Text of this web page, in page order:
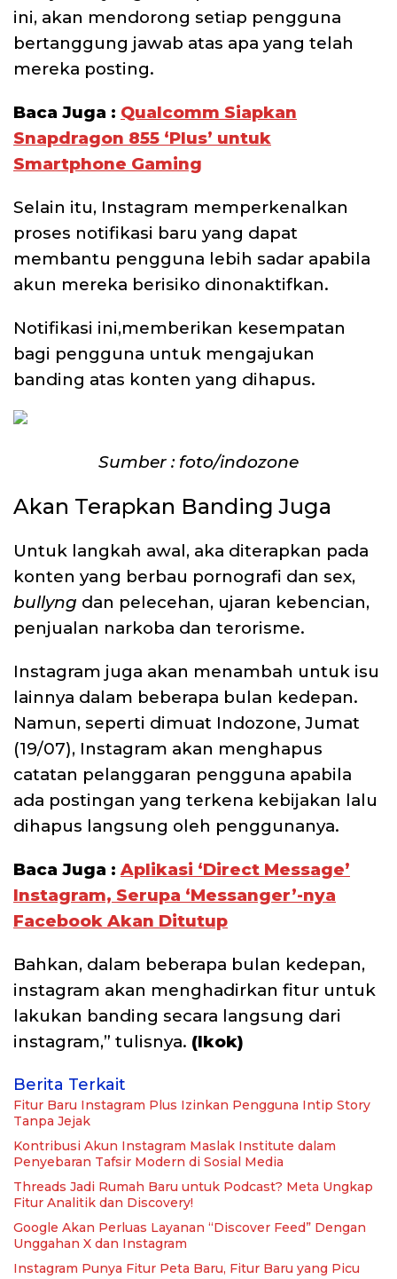
ini, akan mendorong setiap pengguna
bertanggung jawab atas apa yang telah
mereka posting.
Baca Juga : Qualcomm Siapkan
Snapdragon 855 ‘Plus’ untuk
Smartphone Gaming
Selain itu, Instagram memperkenalkan
proses notifikasi baru yang dapat
membantu pengguna lebih sadar apabila
akun mereka berisiko dinonaktifkan.
Notifikasi ini,memberikan kesempatan
bagi pengguna untuk mengajukan
banding atas konten yang dihapus.
Sumber : foto/indozone
Akan Terapkan Banding Juga
Untuk langkah awal, aka diterapkan pada
konten yang berbau pornografi dan sex,
bullyng dan pelecehan, ujaran kebencian,
penjualan narkoba dan terorisme.
Instagram juga akan menambah untuk isu
lainnya dalam beberapa bulan kedepan.
Namun, seperti dimuat Indozone, Jumat
(19/07), Instagram akan menghapus
catatan pelanggaran pengguna apabila
ada postingan yang terkena kebijakan lalu
dihapus langsung oleh penggunanya.
Baca Juga : Aplikasi ‘Direct Message’
Instagram, Serupa ‘Messanger’-nya
Facebook Akan Ditutup
Bahkan, dalam beberapa bulan kedepan,
instagram akan menghadirkan fitur untuk
lakukan banding secara langsung dari
instagram,” tulisnya. (Ikok)
Berita Terkait
Fitur Baru Instagram Plus Izinkan Pengguna Intip Story
Tanpa Jejak
Kontribusi Akun Instagram Maslak Institute dalam
Penyebaran Tafsir Modern di Sosial Media
Threads Jadi Rumah Baru untuk Podcast? Meta Ungkap
Fitur Analitik dan Discovery!
Google Akan Perluas Layanan “Discover Feed” Dengan
Unggahan X dan Instagram
Instagram Punya Fitur Peta Baru, Fitur Baru yang Picu